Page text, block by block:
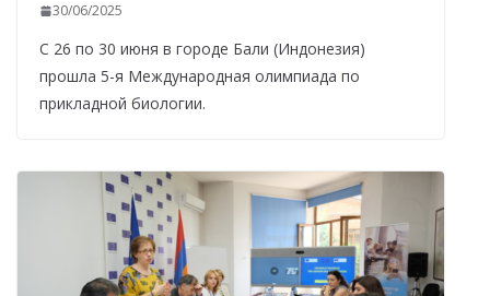
30/06/2025
С 26 по 30 июня в городе Бали (Индонезия)
прошла 5-я Международная олимпиада по
прикладной биологии.